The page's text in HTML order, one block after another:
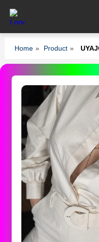
Home » Product »